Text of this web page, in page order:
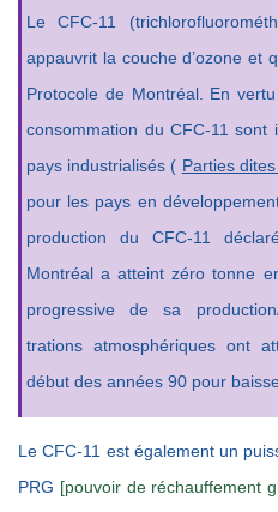
Le CFC-11
appauvrit la couche d’ozone et
Protocole de Montréal. En
consommation du CFC-11
pays industrialisés ( Parties
pour les pays en
production du CFC-11
Montréal a atteint zéro tonne
progressive de sa
trations atmosphériques ont
début des années 90 pour
Le CFC-11 est également un
PRG [pouvoir de réchauffement